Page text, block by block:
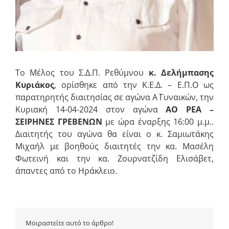
Το Μέλος του Σ.Δ.Π. Ρεθύμνου κ. Δελήμπασης
Κυριάκος, ορίσθηκε από την Κ.Ε.Δ. – Ε.Π.Ο ως
παρατηρητής διαιτησίας σε αγώνα Α΄ Γυναικών, την
Κυριακή 14-04-2024 στον αγώναΑΟ ΡΕΑ –
ΣΕΙΡΗΝΕΣ ΓΡΕΒΕΝΩΝ με ώρα έναρξης 16:00 μ.μ..
Διαιτητής του αγώνα θα είναι ο κ. Σαμιωτάκης
Μιχαήλ με βοηθούς διαιτητές την κα. Μασέλη
Φωτεινή και την κα. Ζουρνατζίδη Ελισάβετ,
άπαντες από το Ηράκλειο.
Μοιραστείτε αυτό το άρθρο!